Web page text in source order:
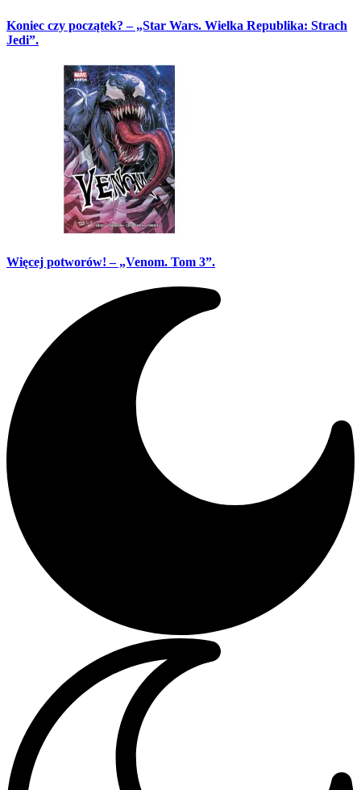
Koniec czy początek? – „Star Wars. Wielka Republika: Strach
Jedi”.
Więcej potworów! – „Venom. Tom 3”.